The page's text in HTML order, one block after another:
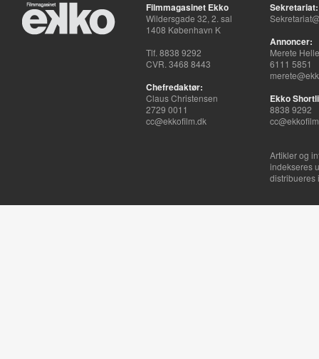
Filmmagasinet Ekko
Wildersgade 32, 2. sal
1408 København K
Tlf. 8838 9292
CVR. 3468 8443
Chefredaktør:
Claus Christensen
2729 0011
cc@ekkofilm.dk
Sekretariat:
Annoncer:
Merete
6111 5851
Ekko
8838 9292
Artikler og
indekseres
distribueres